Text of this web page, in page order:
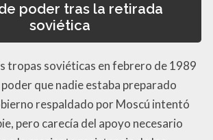
poder tras la retirada
soviética
tropas soviéticas en febrero de 1989
que nadie estaba preparado
respaldado por Moscú intentó
pero carecía del apoyo necesario